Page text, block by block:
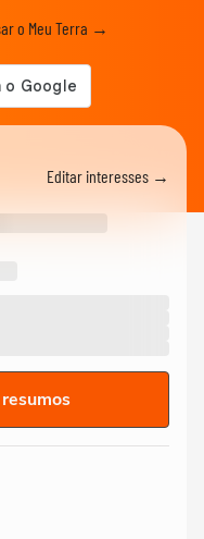
o Meu Terra →
Editar interesses →